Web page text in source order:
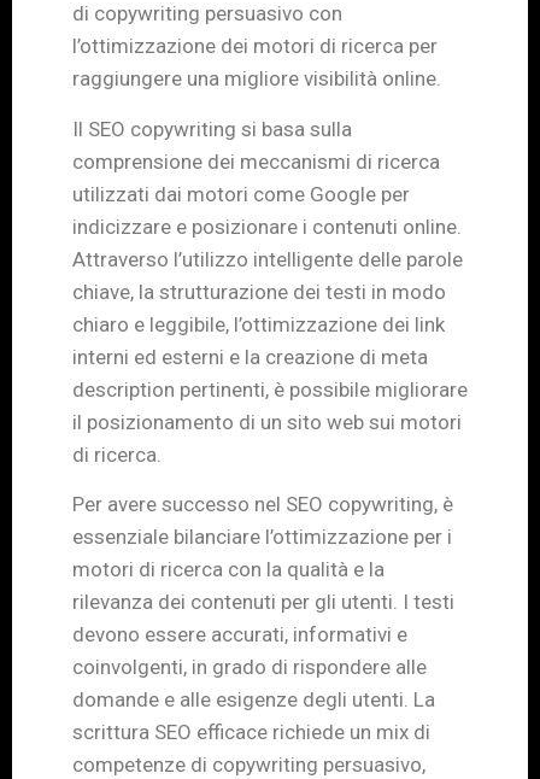
di copywriting persuasivo con
l’ottimizzazione dei motori di ricerca per
raggiungere una migliore visibilità online.
Il SEO copywriting si basa sulla
comprensione dei meccanismi di ricerca
utilizzati dai motori come Google per
indicizzare e posizionare i contenuti online.
Attraverso l’utilizzo intelligente delle parole
chiave, la strutturazione dei testi in modo
chiaro e leggibile, l’ottimizzazione dei link
interni ed esterni e la creazione di meta
description pertinenti, è possibile migliorare
il posizionamento di un sito web sui motori
di ricerca.
Per avere successo nel SEO copywriting, è
essenziale bilanciare l’ottimizzazione per i
motori di ricerca con la qualità e la
rilevanza dei contenuti per gli utenti. I testi
devono essere accurati, informativi e
coinvolgenti, in grado di rispondere alle
domande e alle esigenze degli utenti. La
scrittura SEO efficace richiede un mix di
competenze di copywriting persuasivo,